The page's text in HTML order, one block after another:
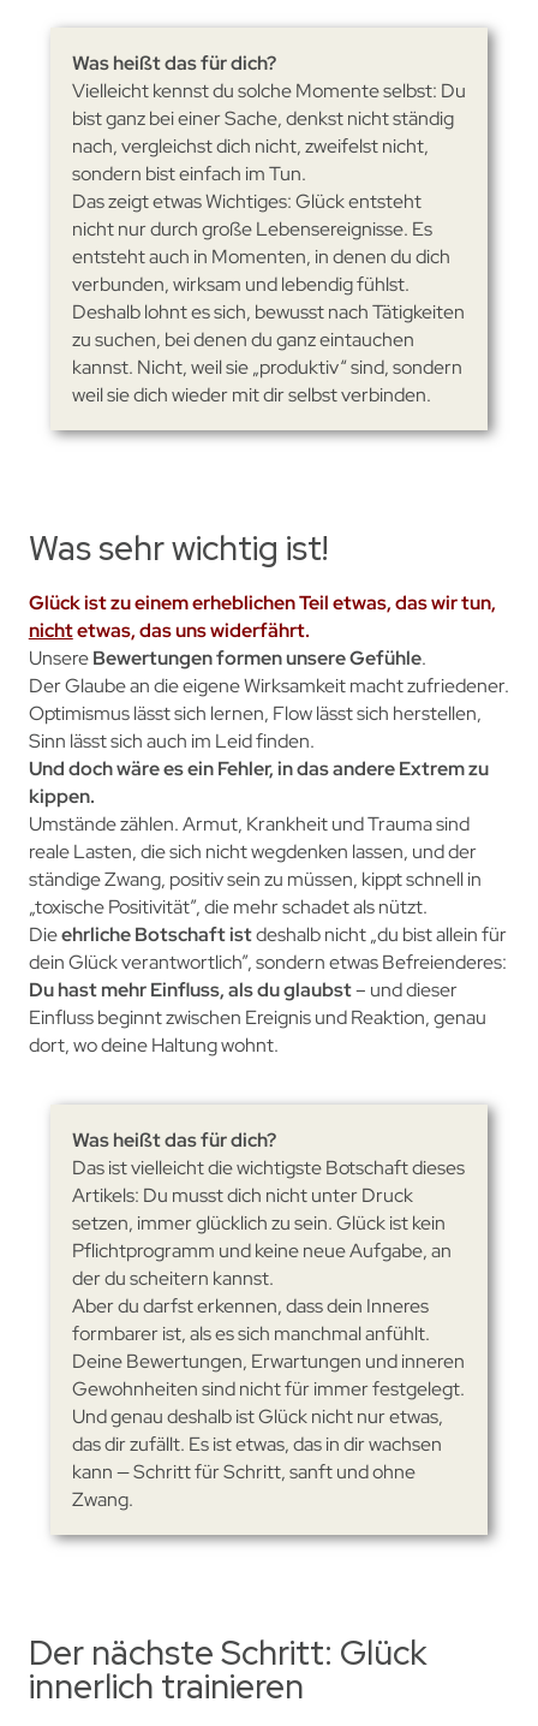
Was heißt das für dich?
Vielleicht kennst du solche Momente selbst: Du
bist ganz bei einer Sache, denkst nicht ständig
nach, vergleichst dich nicht, zweifelst nicht,
sondern bist einfach im Tun.
Das zeigt etwas Wichtiges: Glück entsteht
nicht nur durch große Lebensereignisse. Es
entsteht auch in Momenten, in denen du dich
verbunden, wirksam und lebendig fühlst.
Deshalb lohnt es sich, bewusst nach Tätigkeiten
zu suchen, bei denen du ganz eintauchen
kannst. Nicht, weil sie „produktiv“ sind, sondern
weil sie dich wieder mit dir selbst verbinden.
Was sehr wichtig ist!
Glück ist zu einem erheblichen Teil etwas, das wir tun,
nichtetwas, das uns widerfährt.
UnsereBewertungen formen unsere Gefühle.
Der Glaube an die eigene Wirksamkeit macht zufriedener.
Optimismus lässt sich lernen, Flow lässt sich herstellen,
Sinn lässt sich auch im Leid finden.
Und doch wäre es ein Fehler, in das andere Extrem zu
kippen.
Umstände zählen. Armut, Krankheit und Trauma sind
reale Lasten, die sich nicht wegdenken lassen, und der
ständige Zwang, positiv sein zu müssen, kippt schnell in
„toxische Positivität”, die mehr schadet als nützt.
Dieehrliche Botschaft istdeshalb nicht „du bist allein für
dein Glück verantwortlich”, sondern etwas Befreienderes:
Du hast mehr Einfluss, als du glaubst– und dieser
Einfluss beginnt zwischen Ereignis und Reaktion, genau
dort, wo deine Haltung wohnt.
Was heißt das für dich?
Das ist vielleicht die wichtigste Botschaft dieses
Artikels: Du musst dich nicht unter Druck
setzen, immer glücklich zu sein. Glück ist kein
Pflichtprogramm und keine neue Aufgabe, an
der du scheitern kannst.
Aber du darfst erkennen, dass dein Inneres
formbarer ist, als es sich manchmal anfühlt.
Deine Bewertungen, Erwartungen und inneren
Gewohnheiten sind nicht für immer festgelegt.
Und genau deshalb ist Glück nicht nur etwas,
das dir zufällt. Es ist etwas, das in dir wachsen
kann — Schritt für Schritt, sanft und ohne
Zwang.
Der nächste Schritt: Glück
innerlich trainieren